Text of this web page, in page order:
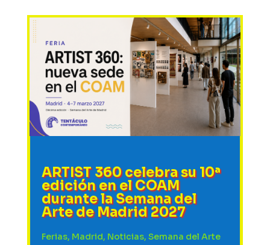
ARTIST 360 celebra su 10ª
edición en el COAM
durante la Semana del
Arte de Madrid 2027
Ferias, Madrid, Noticias, Semana del Arte